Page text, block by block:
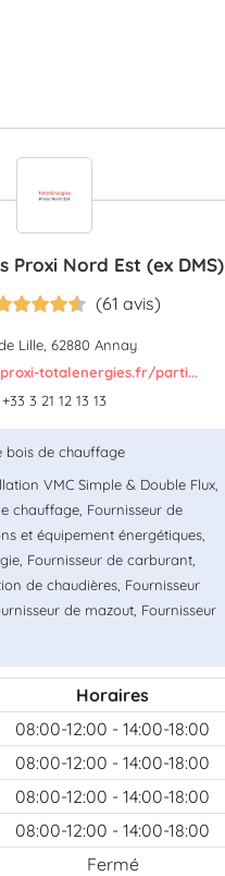
Proxi Nord Est (ex DMS)
(61 avis)
Lille, 62880 Annay
totalenergies.fr/parti...
+33 3 21 12 13 13
bois de chauffage
VMC Simple & Double Flux,
chauffage, Fournisseur de
et équipement énergétiques,
Fournisseur de carburant,
de chaudières, Fournisseur
de mazout, Fournisseur
Horaires
08:00-12:00 - 14:00-18:00
08:00-12:00 - 14:00-18:00
08:00-12:00 - 14:00-18:00
08:00-12:00 - 14:00-18:00
Fermé